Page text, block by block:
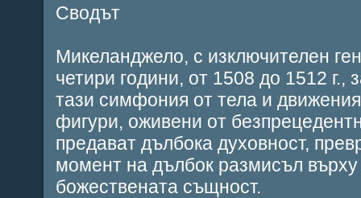
Сводът
Микеланджело, с изключителен
четири години, от 1508 до 1512 г.,
тази симфония от тела и
фигури, оживени от
предават дълбока духовност,
момент на дълбок размисъл
божествената същност.